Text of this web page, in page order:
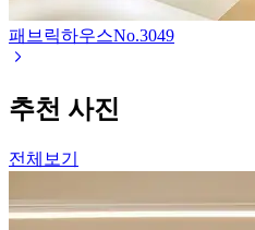
패브릭하우스No.3049
추천 사진
전체보기